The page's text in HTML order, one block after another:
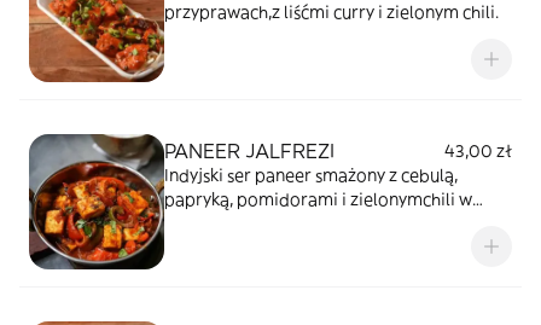
przyprawach,z liśćmi curry i zielonym chili.
PANEER JALFREZI
43,00 zł
Indyjski ser paneer smażony z cebulą,
papryką, pomidorami i zielonymchili w